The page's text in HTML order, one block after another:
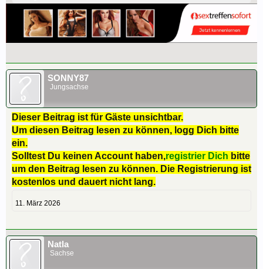
SONNY87
Jungsachse
Dieser Beitrag ist für Gäste unsichtbar.
Um diesen Beitrag lesen zu können, logg Dich bitte
ein.
Solltest Du keinen Account haben,registrier Dich bitte
um den Beitrag lesen zu können. Die Registrierung ist
kostenlos und dauert nicht lang.
11. März 2026
Natla
Sachse